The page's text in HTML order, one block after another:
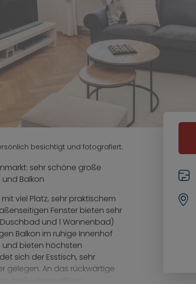
besichtigt und fotografiert.
sehr schöne große
Balkon
viel Platz, sehr praktischem
Fenster bieten sehr
und 1 Wannenbad)
Balkon im ruhige Innenhof
und bieten höchsten
sich der Esstisch, sehr
gelegen. An das rückwärtige